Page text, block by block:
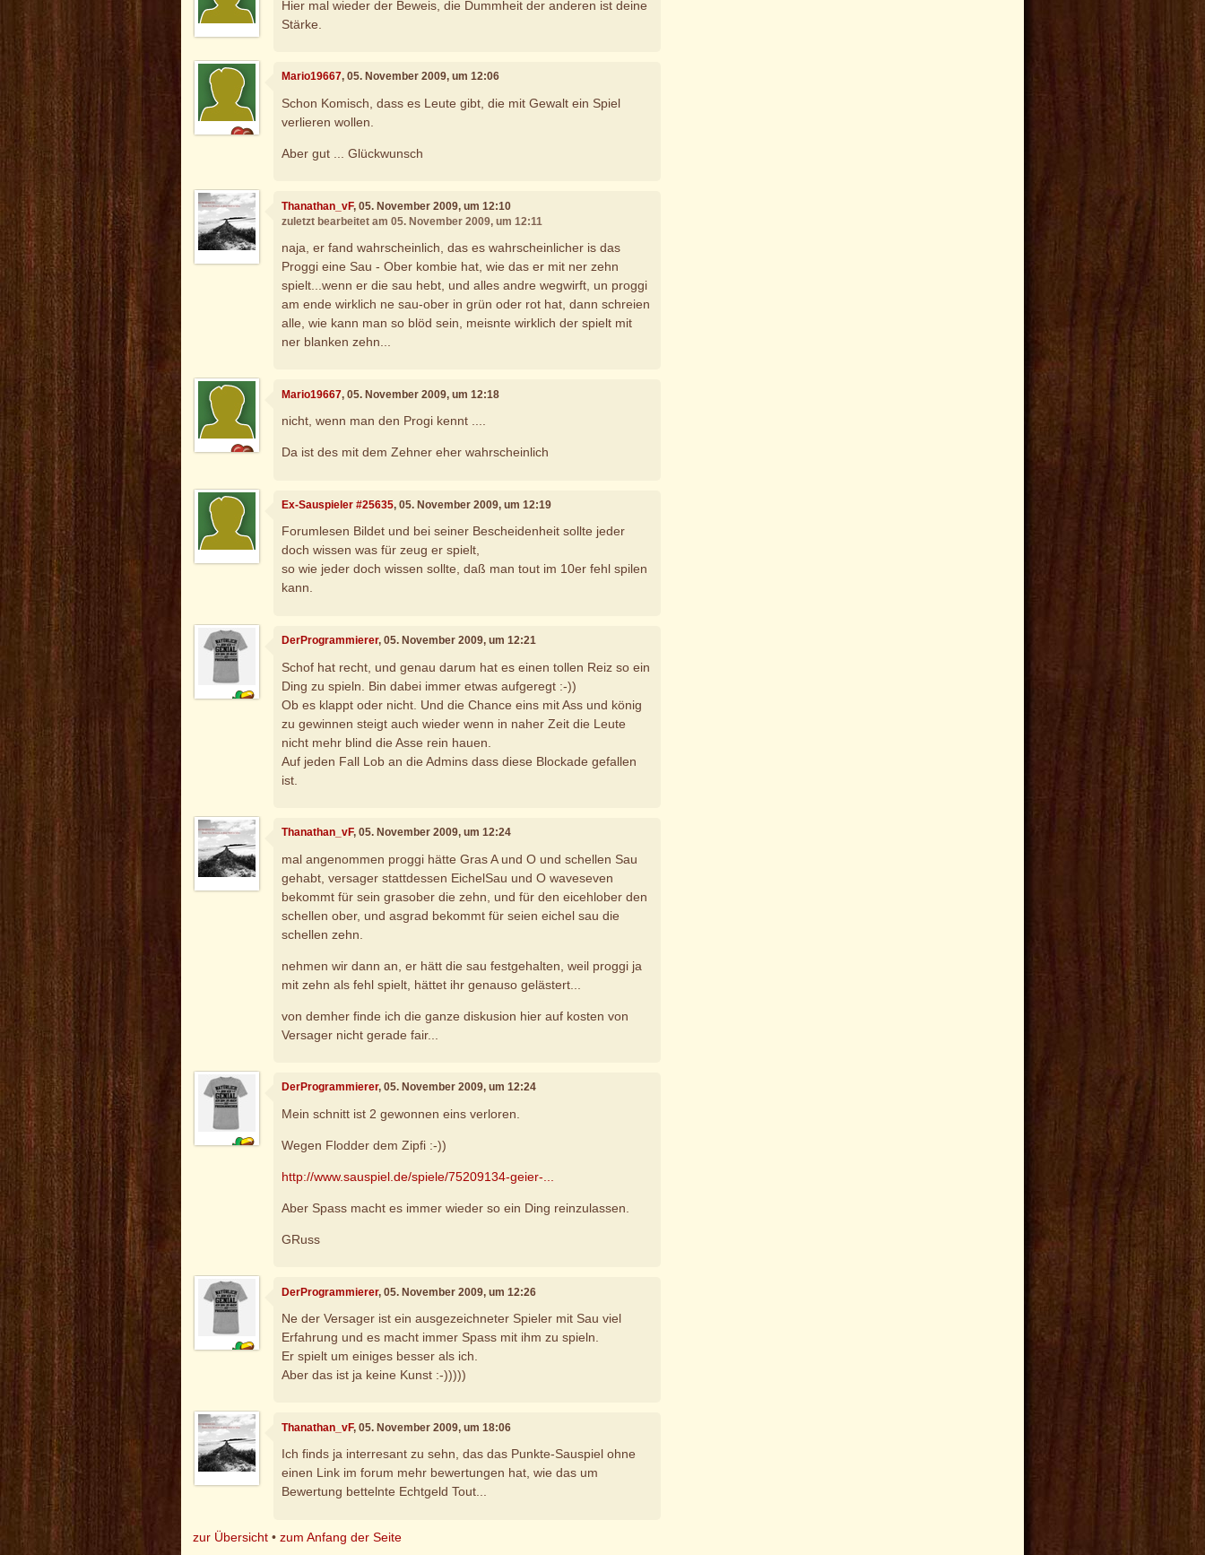
Hier mal wieder der Beweis, die Dummheit der anderen ist deine
Stärke.
Mario19667, 05. November 2009, um 12:06
Schon Komisch, dass es Leute gibt, die mit Gewalt ein Spiel
verlieren wollen.
Aber gut ... Glückwunsch
Thanathan_vF, 05. November 2009, um 12:10
zuletzt bearbeitet am 05. November 2009, um 12:11
naja, er fand wahrscheinlich, das es wahrscheinlicher is das
Proggi eine Sau - Ober kombie hat, wie das er mit ner zehn
spielt...wenn er die sau hebt, und alles andre wegwirft, un proggi
am ende wirklich ne sau-ober in grün oder rot hat, dann schreien
alle, wie kann man so blöd sein, meisnte wirklich der spielt mit
ner blanken zehn...
Mario19667, 05. November 2009, um 12:18
nicht, wenn man den Progi kennt ....
Da ist des mit dem Zehner eher wahrscheinlich
Ex-Sauspieler #25635, 05. November 2009, um 12:19
Forumlesen Bildet und bei seiner Bescheidenheit sollte jeder
doch wissen was für zeug er spielt,
so wie jeder doch wissen sollte, daß man tout im 10er fehl spilen
kann.
DerProgrammierer, 05. November 2009, um 12:21
Schof hat recht, und genau darum hat es einen tollen Reiz so ein
Ding zu spieln. Bin dabei immer etwas aufgeregt :-))
Ob es klappt oder nicht. Und die Chance eins mit Ass und könig
zu gewinnen steigt auch wieder wenn in naher Zeit die Leute
nicht mehr blind die Asse rein hauen.
Auf jeden Fall Lob an die Admins dass diese Blockade gefallen
ist.
Thanathan_vF, 05. November 2009, um 12:24
mal angenommen proggi hätte Gras A und O und schellen Sau
gehabt, versager stattdessen EichelSau und O waveseven
bekommt für sein grasober die zehn, und für den eicehlober den
schellen ober, und asgrad bekommt für seien eichel sau die
schellen zehn.
nehmen wir dann an, er hätt die sau festgehalten, weil proggi ja
mit zehn als fehl spielt, hättet ihr genauso gelästert...
von demher finde ich die ganze diskusion hier auf kosten von
Versager nicht gerade fair...
DerProgrammierer, 05. November 2009, um 12:24
Mein schnitt ist 2 gewonnen eins verloren.
Wegen Flodder dem Zipfi :-))
http://www.sauspiel.de/spiele/75209134-geier-...
Aber Spass macht es immer wieder so ein Ding reinzulassen.
GRuss
DerProgrammierer, 05. November 2009, um 12:26
Ne der Versager ist ein ausgezeichneter Spieler mit Sau viel
Erfahrung und es macht immer Spass mit ihm zu spieln.
Er spielt um einiges besser als ich.
Aber das ist ja keine Kunst :-)))))
Thanathan_vF, 05. November 2009, um 18:06
Ich finds ja interresant zu sehn, das das Punkte-Sauspiel ohne
einen Link im forum mehr bewertungen hat, wie das um
Bewertung bettelnte Echtgeld Tout...
zur Übersicht •zum Anfang der Seite